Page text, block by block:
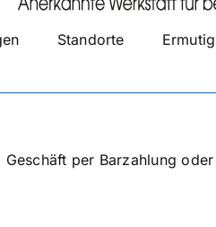
Standorte
per Barzahlung